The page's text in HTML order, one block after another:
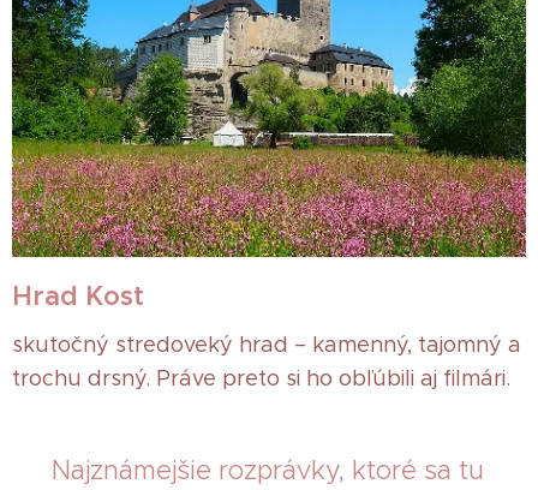
Hrad Kost
skutočný stredoveký hrad – kamenný, tajomný a
trochu drsný. Práve preto si ho obľúbili aj filmári.
🎬 Najznámejšie rozprávky, ktoré sa tu